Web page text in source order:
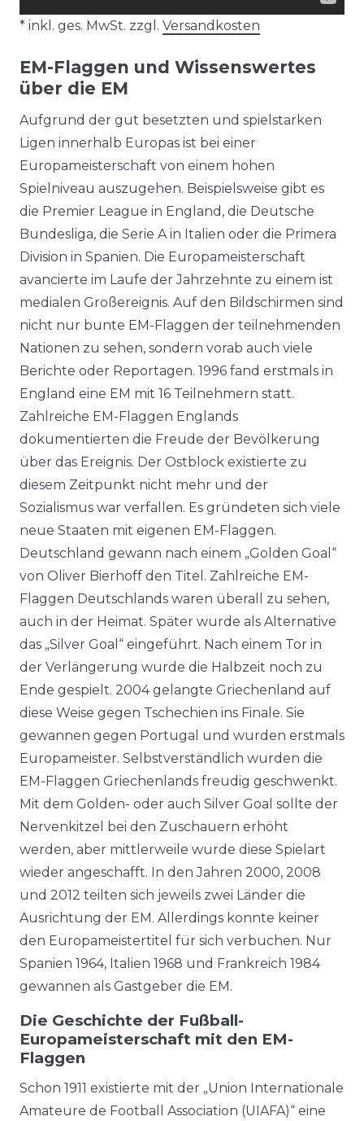
* inkl. ges. MwSt. zzgl. Versandkosten
EM-Flaggen und Wissenswertes
über die EM
Aufgrund der gut besetzten und spielstarken
Ligen innerhalb Europas ist bei einer
Europameisterschaft von einem hohen
Spielniveau auszugehen. Beispielsweise gibt es
die Premier League in England, die Deutsche
Bundesliga, die Serie A in Italien oder die Primera
Division in Spanien. Die Europameisterschaft
avancierte im Laufe der Jahrzehnte zu einem ist
medialen Großereignis. Auf den Bildschirmen sind
nicht nur bunte EM-Flaggen der teilnehmenden
Nationen zu sehen, sondern vorab auch viele
Berichte oder Reportagen. 1996 fand erstmals in
England eine EM mit 16 Teilnehmern statt.
Zahlreiche EM-Flaggen Englands
dokumentierten die Freude der Bevölkerung
über das Ereignis. Der Ostblock existierte zu
diesem Zeitpunkt nicht mehr und der
Sozialismus war verfallen. Es gründeten sich viele
neue Staaten mit eigenen EM-Flaggen.
Deutschland gewann nach einem „Golden Goal“
von Oliver Bierhoff den Titel. Zahlreiche EM-
Flaggen Deutschlands waren überall zu sehen,
auch in der Heimat. Später wurde als Alternative
das „Silver Goal“ eingeführt. Nach einem Tor in
der Verlängerung wurde die Halbzeit noch zu
Ende gespielt. 2004 gelangte Griechenland auf
diese Weise gegen Tschechien ins Finale. Sie
gewannen gegen Portugal und wurden erstmals
Europameister. Selbstverständlich wurden die
EM-Flaggen Griechenlands freudig geschwenkt.
Mit dem Golden- oder auch Silver Goal sollte der
Nervenkitzel bei den Zuschauern erhöht
werden, aber mittlerweile wurde diese Spielart
wieder angeschafft. In den Jahren 2000, 2008
und 2012 teilten sich jeweils zwei Länder die
Ausrichtung der EM. Allerdings konnte keiner
den Europameistertitel für sich verbuchen. Nur
Spanien 1964, Italien 1968 und Frankreich 1984
gewannen als Gastgeber die EM.
Die Geschichte der Fußball-
Europameisterschaft mit den EM-
Flaggen
Schon 1911 existierte mit der „Union Internationale
Amateure de Football Association (UIAFA)“ eine